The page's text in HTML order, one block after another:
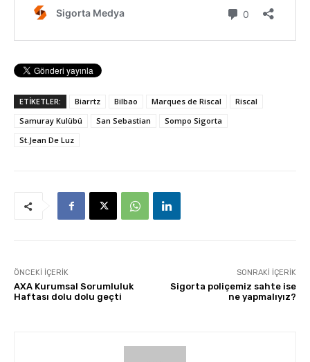
ETİKETLER: Biarrtz Bilbao Marques de Riscal
Riscal
Samuray Kulübü
San Sebastian
Sompo Sigorta
St.Jean De Luz
ÖNCEKI İÇERIK
AXA Kurumsal Sorumluluk
Haftası dolu dolu geçti
SONRAKI İÇERIK
Sigorta poliçemiz sahte ise
ne yapmalıyız?